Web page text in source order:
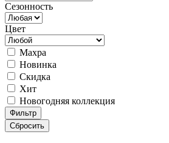
Сезонность
Цвет
Махра
Новинка
Скидка
Хит
Новогодняя коллекция
Фильтр
Сбросить